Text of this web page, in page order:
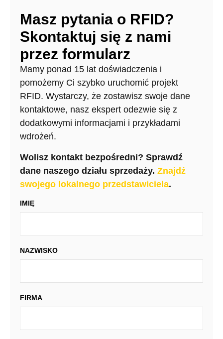
Masz pytania o RFID?
Skontaktuj się z nami
przez formularz
Mamy ponad 15 lat doświadczenia i
pomożemy Ci szybko uruchomić projekt
RFID. Wystarczy, że zostawisz swoje dane
kontaktowe, nasz ekspert odezwie się z
dodatkowymi informacjami i przykładami
wdrożeń.
Wolisz kontakt bezpośredni? Sprawdź
dane naszego działu sprzedaży. Znajdź
swojego lokalnego przedstawiciela.
IMIĘ
NAZWISKO
FIRMA